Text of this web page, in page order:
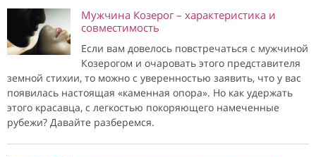
Мужчина Козерог – характеристика и
совместимость
Если вам довелось повстречаться с мужчиной
Козерогом и очаровать этого представителя
земной стихии, то можно с уверенностью заявить, что у вас
появилась настоящая «каменная опора». Но как удержать
этого красавца, с легкостью покоряющего намеченные
рубежи? Давайте разберемся.